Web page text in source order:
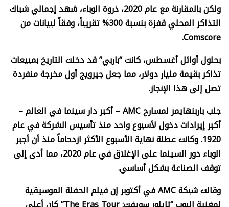
ولكن بالمقارنة مع عام 2020، ذروة الوباء، شهد إجمالي شباك
التذاكر المحلي قفزة بنسبة 300% تقريباً، وفقاً لبيانات من
Comscore.
بحلول أوائل أغسطس، كانت “باربي” قد دخلت التاريخ بمبيعات
تذاكر بقيمة مليار دولار، مما جعل جيرويج أول مخرجة منفردة
تصل إلى هذا الإنجاز.
جلب باربنهايمر لمسارحAMC –
أكبر دار سينما في العالم –
أكبر إيرادات دخول لأسبوع واحد منذ تأسيس الشركة في عام
1920. وكانت عطلة نهاية الأسبوع الأكثر ازدحاماً منذ أن أجبر
الوباء دور السينما على الإغلاق في عام 2020، مما أدى إلى
توقف الصناعة بشكل أساسي.
وقالت شبكةAMCفي أكتوبر إن فيلم الحفلة الموسيقية